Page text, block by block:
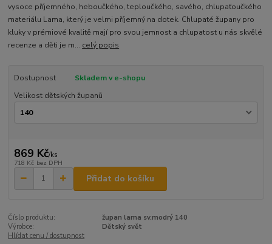
vysoce příjemného, heboučkého, teploučkého, savého, chlupaťoučkého
materiálu Lama, který je velmi příjemný na dotek. Chlupaté župany pro
kluky v prémiové kvalitě mají pro svou jemnost a chlupatost u nás skvělé
recenze a děti je m... celý popis
Dostupnost
Skladem v e-shopu
Velikost dětských županů
869 Kč/ks
718 Kč bez DPH
Přidat do košíku
Číslo produktu:
župan lama sv.modrý 140
Výrobce:
Dětský svět
Hlídat cenu / dostupnost